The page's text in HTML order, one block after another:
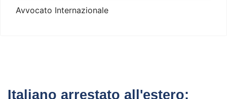
Avvocato Internazionale
Italiano arrestato all'estero: